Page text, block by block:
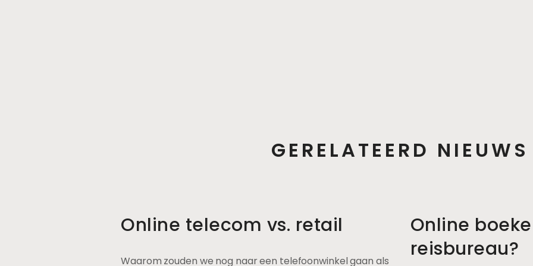
GERELATEERD NIEUWS
Online telecom vs. retail
Waarom zouden we nog naar een telefoonwinkel gaan als
Online
reisbureau?